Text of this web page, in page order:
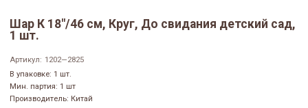
Шар К 18"/46 см, Круг, До свидания детский сад,
1 шт.
Артикул: 1202—2825
В упаковке: 1 шт.
Мин. партия: 1 шт
Производитель: Китай